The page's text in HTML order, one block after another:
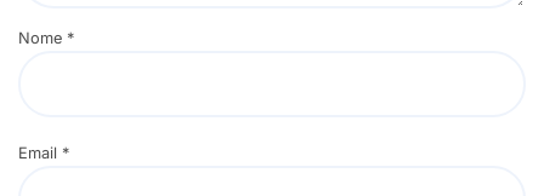
Nome *
Email *